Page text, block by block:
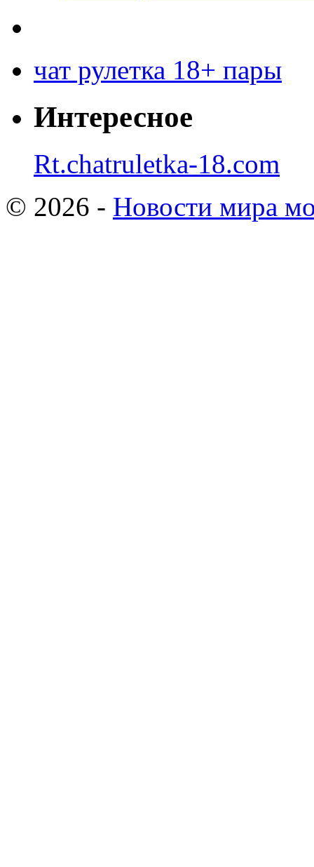
чат рулетка 18+ пары
Интересное
Rt.chatruletka-18.com
© 2026 - Новости мира